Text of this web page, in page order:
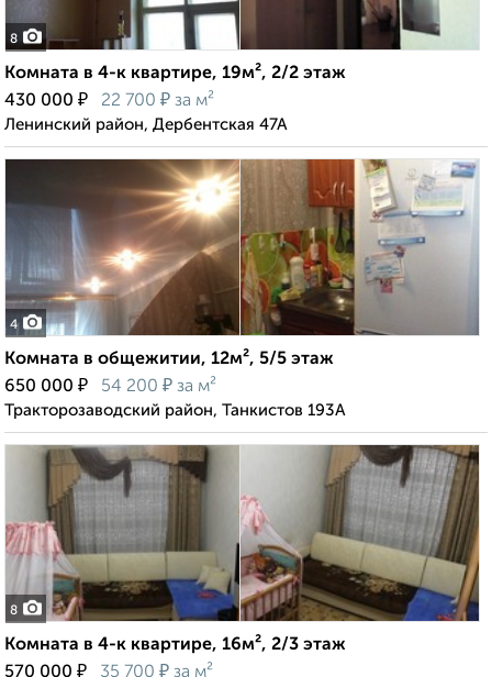
8
Комната в 4-к квартире, 19м², 2/2 этаж
430 000 ₽ 22 700 ₽ за м²
Ленинский район, Дербентская 47А
4
Комната в общежитии, 12м², 5/5 этаж
650 000 ₽ 54 200 ₽ за м²
Тракторозаводский район, Танкистов 193А
8
Комната в 4-к квартире, 16м², 2/3 этаж
570 000 ₽ 35 700 ₽ за м²